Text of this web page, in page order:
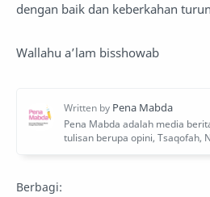
dengan baik dan keberkahan
Wallahu a’lam bisshowab